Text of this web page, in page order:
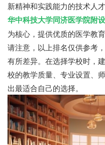
新精神和实践能力的技术人才
华中科技大学同济医学院附
为核心，提供优质的医学教育
请注意，以上排名仅供参考
有所差异。在选择学校时，
校的教学质量、专业设置、
出最适合自己的选择。